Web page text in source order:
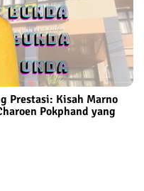
Prestasi: Kisah Marno
Pokphand yang